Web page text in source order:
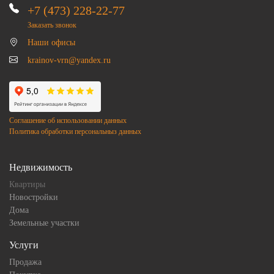
+7 (473) 228-22-77
Заказать звонок
Наши офисы
krainov-vrn@yandex.ru
Соглашение об использовании данных
Политика обработки персональныз данных
Недвижимость
Квартиры
Новостройки
Дома
Земельные участки
Услуги
Продажа